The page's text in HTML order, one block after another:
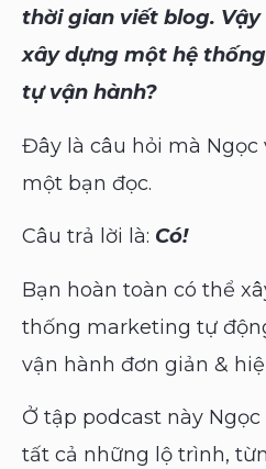
thời gian viết blog.
xây dựng một hệ
tự vận hành?
Đây là câu hỏi mà
một bạn đọc.
Câu trả lời là: Có!
Bạn hoàn toàn có thể
thống marketing tự
vận hành đơn giản &
Ở tập podcast này
tất cả những lộ trình,